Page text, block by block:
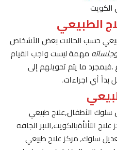
الطبيعي
حسب الحالات بعض الأشخاص
مهمة ليست واجب القيام
ما يتم تحويلهم إلى
أي اجراءات.
الأطفال,علاج طبيعي
التأتأةبالكويت,الابر الجافه
سلوك, مركز علاج طبيعي